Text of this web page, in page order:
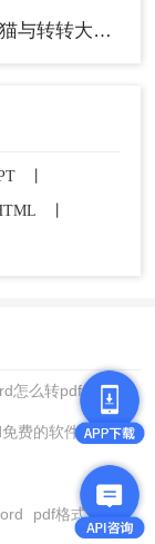
指南与功能对比！
怎么转pdf
费的软件
pdf格式转换